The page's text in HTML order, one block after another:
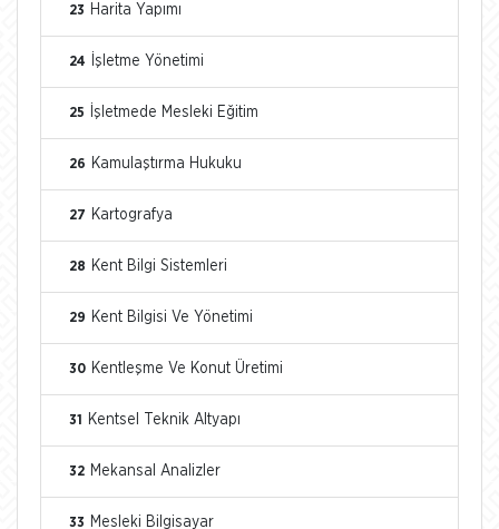
23 Harita Yapımı
24 İşletme Yönetimi
25 İşletmede Mesleki Eğitim
26 Kamulaştırma Hukuku
27 Kartografya
28 Kent Bilgi Sistemleri
29 Kent Bilgisi Ve Yönetimi
30 Kentleşme Ve Konut Üretimi
31 Kentsel Teknik Altyapı
32 Mekansal Analizler
33 Mesleki Bilgisayar